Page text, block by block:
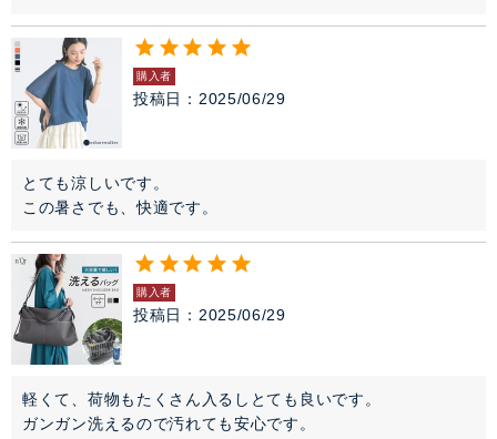
購入者
投稿日 2025/06/29
とても涼しいです。
この暑さでも、快適です。
購入者
投稿日 2025/06/29
軽くて、荷物もたくさん入るしとても良いです。
ガンガン洗えるので汚れても安心です。